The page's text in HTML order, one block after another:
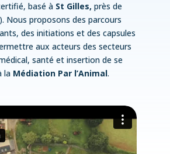
basé à St Gilles, près de
Nous proposons des parcours
des initiations et des capsules
aux acteurs des secteurs
santé et insertion de se
la Médiation Par l’Animal.